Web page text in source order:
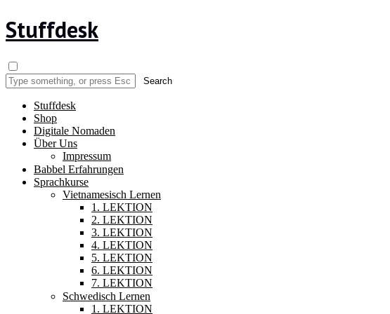
Stuffdesk
Stuffdesk
Shop
Digitale Nomaden
Über Uns
Impressum
Babbel Erfahrungen
Sprachkurse
Vietnamesisch Lernen
1. LEKTION
2. LEKTION
3. LEKTION
4. LEKTION
5. LEKTION
6. LEKTION
7. LEKTION
Schwedisch Lernen
1. LEKTION